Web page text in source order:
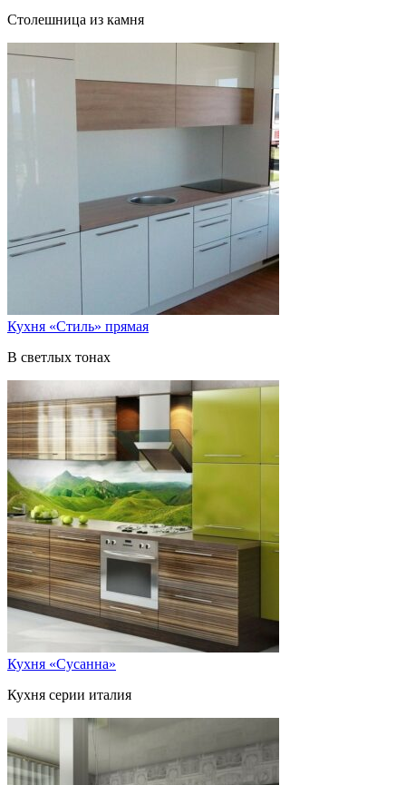
Столешница из камня
Кухня «Стиль» прямая
В светлых тонах
Кухня «Сусанна»
Кухня серии италия